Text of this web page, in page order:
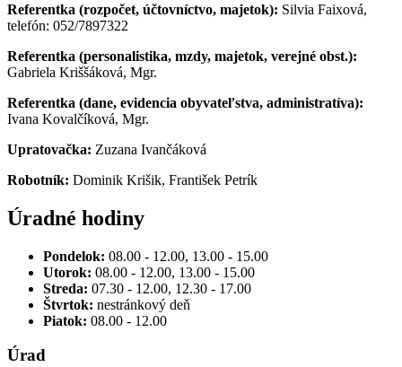
Referentka (rozpočet, účtovníctvo, majetok): Silvia Faixová,
telefón: 052/7897322
Referentka (personalistika, mzdy, majetok, verejné obst.):
Gabriela Kriššáková, Mgr.
Referentka (dane, evidencia obyvateľstva, administratíva):
Ivana Kovalčíková, Mgr.
Upratovačka: Zuzana Ivančáková
Robotník: Dominik Krišik, František Petrík
Úradné hodiny
Pondelok: 08.00 - 12.00, 13.00 - 15.00
Utorok: 08.00 - 12.00, 13.00 - 15.00
Streda: 07.30 - 12.00, 12.30 - 17.00
Štvrtok: nestránkový deň
Piatok: 08.00 - 12.00
Úrad